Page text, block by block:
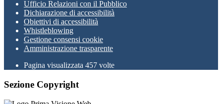
Ufficio Relazioni con il Pubblico
Dichiarazione di accessibilità
Obiettivi di accessibilità
Whistleblowing
Gestione consensi cookie
Amministrazione trasparente
Pagina visualizzata 457 volte
Sezione Copyright